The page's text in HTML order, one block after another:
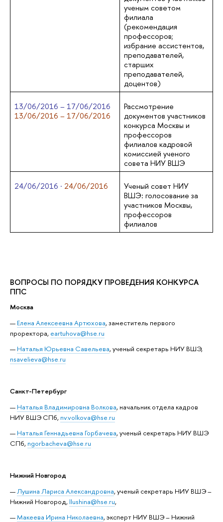
ВОПРОСЫ ПО ПОРЯДКУ ПРОВЕДЕНИЯ КОНКУРСА
ППС
Москва
Елена Алексеевна Артюхова, заместитель первого
проректора, eartuhova@hse.ru
Наталья Юрьевна Савельева, ученый секретарь НИУ ВШЭ,
nsavelieva@hse.ru
Санкт-Петербург
Наталья Владимировна Волкова, начальник отдела кадров
НИУ ВШЭ СПб, nv.volkova@hse.ru
Наталья Геннадьевна Горбачева, ученый секретарь НИУ ВШЭ
СПб, ngorbacheva@hse.ru
Нижний Новгород
Лушина Лариса Александровна, ученый секретарь НИУ ВШЭ –
Нижний Новгород, llushina@hse.ru,
Макеева Ирина Николаевна, эксперт НИУ ВШЭ – Нижний
ученым советом
филиала
(рекомендация
профессоров;
избрание ассистентов,
преподавателей,
старших
преподавателей,
доцентов)
13/06/2016 – 17/06/2016
13/06/2016 – 17/06/2016
Рассмотрение
документов участников
конкурса Москвы и
профессоров
филиалов кадровой
комиссией ученого
совета НИУ ВШЭ
24/06/2016 · 24/06/2016
Ученый совет НИУ
ВШЭ: голосование за
участников Москвы,
профессоров
филиалов